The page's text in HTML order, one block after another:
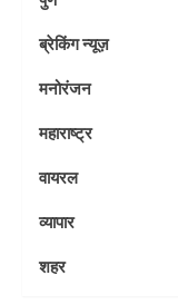
ब्रेकिंग न्यूज़
मनोरंजन
महाराष्ट्र
वायरल
व्यापार
शहर